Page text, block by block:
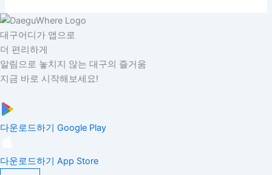
대구어디가 앱으로
더 편리하게
알림으로 놓치지 않는 대구의 즐거움
지금 바로 시작해보세요!
다운로드하기 Google Play
다운로드하기 App Store